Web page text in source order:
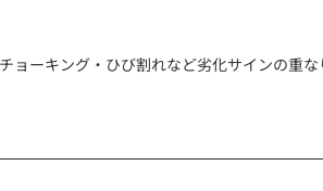
ョーキング・ひび割れなど劣化サインの重